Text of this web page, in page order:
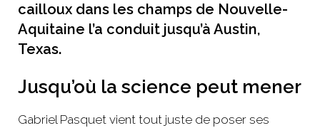
cailloux dans les champs de Nouvelle-
Aquitaine l’a conduit jusqu’à Austin,
Texas.
Jusqu’où la science peut mener
Gabriel Pasquet vient tout juste de poser ses